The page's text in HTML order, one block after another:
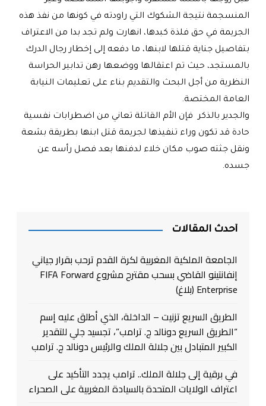
المنسجمة نتيجة الشكوك التي راودته في كونها من نفذ هذه
الجريمة في حق فلذة كبدها، انهارت ولم تجد بدا من الاعتراف
بتفاصيل جناية قتلها لابنها، ما دفعه إلى إخطار رجال الدرك
بالمستجد، حيث تم اعتقالها ووضعها رهن تدابير الحراسة
النظرية من أجل البحث والتقديم بناء على تعليمات النيابة
العامة المختصة.
والجدير بالذكر فإن الأم القاتلة تعاني من اضطرابات نفسية
حادة قد تكون وراء تنفيذها لجريمة قتل ابنها بطريقة بشعة
ونقل جثته صوب مكان خلاء لدفنها بعد فصل رأسه عن
جسده.
أحدث المقالات
الجامعة الملكية المغربية لكرة القدم ترحب بقرار جياني
إنفانتينو القاضي بسحب مقترح مشروع FIFA Forward
Enterprise (بلاغ)
الطريق السريع تزنيت – الداخلة، الذي أطلق عليه إسم
“الطريق السريع دونالد ج. ترامب”، تجسيد جلي للتقدير
الكبير المتبادل بين جلالة الملك والرئيس دونالد ج. ترامب
في برقية إلى جلالة الملك.. ترامب يجدد التأكيد على
اعتراف الولايات المتحدة بالسيادة المغربية على الصحراء